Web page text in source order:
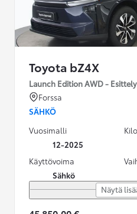
Toyota bZ4X
Launch Edition AWD -
Forssa
SÄHKÖ
Vuosimalli
12-2025
Käyttövoima
Sähkö
Näytä